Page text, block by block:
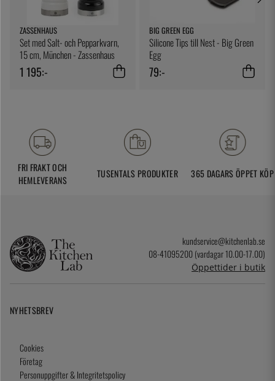
ZASSENHAUS
Set med Salt- och Pepparkvarn,
15 cm, München - Zassenhaus
1 195:-
BIG GREEN EGG
Silicone Tips till Nest - Big Green
Egg
79:-
FRI FRAKT OCH
HEMLEVERANS
TUSENTALS PRODUKTER 365 DAGARS ÖPPET KÖP
kundservice@kitchenlab.se
08-41095200 (vardagar 10.00-17.00)
Öppettider i butik
NYHETSBREV
Cookies
Företag
Personuppgifter & Integritetspolicy